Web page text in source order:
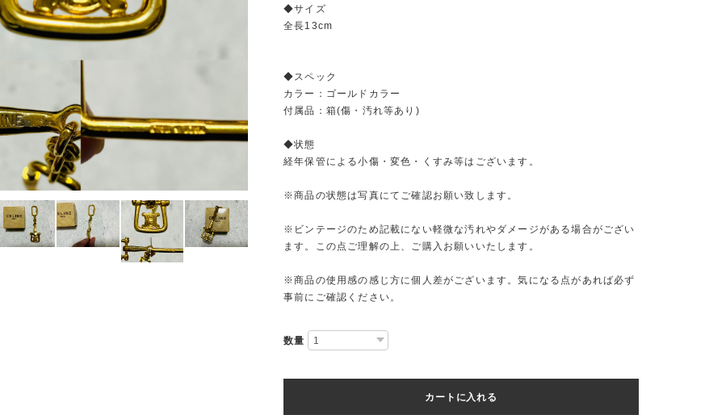
◆サイズ
全長13cm
◆スペック
カラー：ゴールドカラー
付属品：箱(傷・汚れ等あり)
◆状態
経年保管による小傷・変色・くすみ等はございます。
※商品の状態は写真にてご確認お願い致します。
※ビンテージのため記載にない軽微な汚れやダメージがある場合がござい
ます。この点ご理解の上、ご購入お願いいたします。
※商品の使用感の感じ方に個人差がございます。気になる点があれば必ず
事前にご確認ください。
数量
カートに入れる